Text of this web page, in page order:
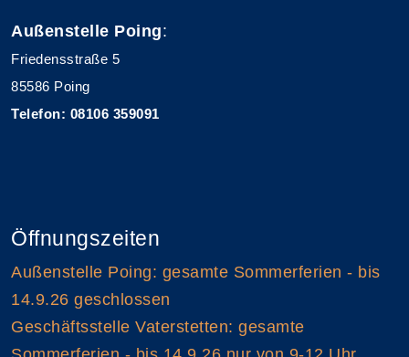
Außenstelle Poing:
Friedensstraße 5
85586 Poing
Telefon: 08106 359091
Öffnungszeiten
Außenstelle Poing: gesamte Sommerferien - bis
14.9.26 geschlossen
Geschäftsstelle Vaterstetten: gesamte